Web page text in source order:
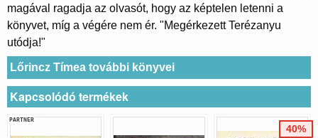
magával ragadja az olvasót, hogy az képtelen letenni a
könyvet, míg a végére nem ér. "Megérkezett Terézanyu
utódja!"
Lőrincz Tímea további könyvei
Kapcsolódó termékek
PARTNER
40%